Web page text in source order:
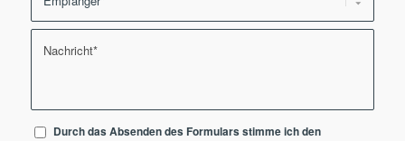
Durch das Absenden des Formulars stimme ich den